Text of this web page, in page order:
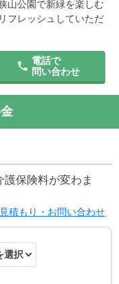
山公園で新緑を楽しむ
フレッシュしていただ
電話で
問い合わせ
保険料が変わま
積もり・お問い合わせ